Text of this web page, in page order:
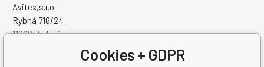
Avitex,s.r.o.
Rybná 716/24
11000 Praha 1
Handelsregister Nr.: 60745291Cookies + GDPR